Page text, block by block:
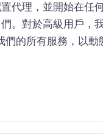
代理，並開始在任
。對於高級用戶，
們的所有服務，以動